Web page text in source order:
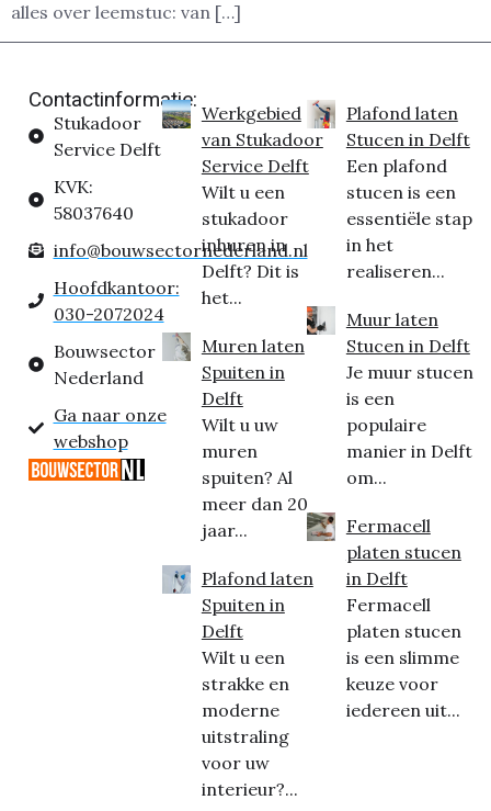
alles over leemstuc: van […]
Contactinformatie:
Stukadoor
Service Delft
KVK:
58037640
info@bouwsectornederland.nl
Hoofdkantoor:
030-2072024
Bouwsector
Nederland
Ga naar onze
webshop
Werkgebied
van Stukadoor
Service Delft
Wilt u een
stukadoor
inhuren in
Delft? Dit is
het...
Muren laten
Spuiten in
Delft
Wilt u uw
muren
spuiten? Al
meer dan 20
jaar...
Plafond laten
Spuiten in
Delft
Wilt u een
strakke en
moderne
uitstraling
voor uw
interieur?...
Plafond laten
Stucen in Delft
Een plafond
stucen is een
essentiële stap
in het
realiseren...
Muur laten
Stucen in Delft
Je muur stucen
is een
populaire
manier in Delft
om...
Fermacell
platen stucen
in Delft
Fermacell
platen stucen
is een slimme
keuze voor
iedereen uit...